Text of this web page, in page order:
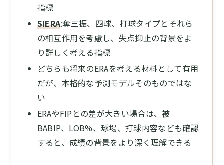
指標
SIERA:奪三振、四球、打球タイプとそれら
の相互作用を考慮し、失点抑止の背景をよ
り詳しく考える指標
どちらも将来のERAを考える材料として有用
だが、本格的な予測モデルそのものではな
い
ERAやFIPとの差が大きい場合は、被
BABIP、LOB%、球場、打球内容なども確認
すると、成績の背景をより深く理解できる